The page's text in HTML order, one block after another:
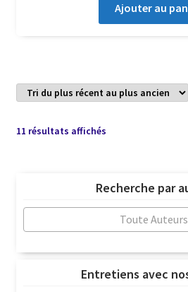
Ajouter au
11 résultats affichésTrié
au
plus
ancien
Recherche par
Toute Auteurs
Entretiens avec